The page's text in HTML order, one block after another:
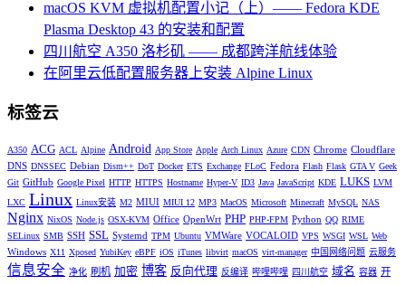
macOS KVM 虚拟机配置小记（上）—— Fedora KDE
Plasma Desktop 43 的安装和配置
四川航空 A350 洛杉矶 —— 成都跨洋航线体验
在阿里云低配置服务器上安装 Alpine Linux
标签云
A350 ACG ACL Alpine Android App Store Apple Arch Linux Azure CDN Chrome Cloudflare
DNS DNSSEC Debian Dism++ DoT Docker ETS Exchange FLoC Fedora Flash Flask GTA V Geek
Git GitHub Google Pixel HTTP HTTPS Hostname Hyper-V ID3 Java JavaScript KDE LUKS LVM
LXC Linux Linux安装 M2 MIUI MIUI 12 MP3 MacOS Microsoft Minecraft MySQL NAS
Nginx NixOS Node.js OSX-KVM Office OpenWrt PHP PHP-FPM Python QQ RIME
SELinux SMB SSH SSL Systemd TPM Ubuntu VMWare VOCALOID VPS WSGI WSL Web
Windows X11 Xposed YubiKey eBPF iOS iTunes libvirt macOS virt-manager 中国网络问题 云服务
信息安全 净化 刷机 加密 博客 反向代理 反编译 哔哩哔哩 四川航空 域名 容器 开